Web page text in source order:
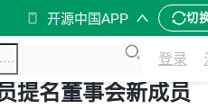
开源中国APP 切
登录
提名董事会新成员